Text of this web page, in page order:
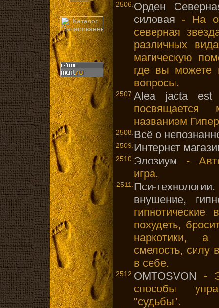
2506. Орден
силовая - На
северная
различных
магическую
где вы можете
вопросы.
2507. Alea jacta est-
посвящается
названием
2508. Всё о
2509. Интернет
2510. Элозиум -
игра.
2511. Пси-
внушение,
гипнотические
похудеть,
наркотики, а
смелость, силу
в себе.
2512. OMTOSVON -
способы
"судьбы".